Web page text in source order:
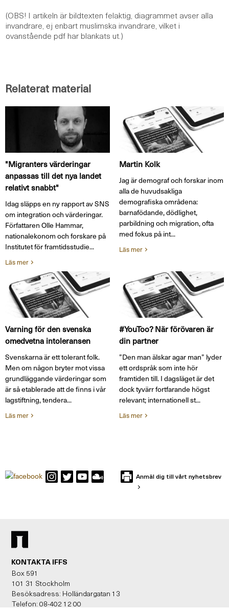
(OBS! I artikeln är bildtexten felaktig, diagrammet avser alla
invandrare, ej enbart muslimska invandrare, vilket i
ovanstående pdf har blankats ut.)
Relaterat material
"Migranters värderingar
anpassas till det nya landet
relativt snabbt"
Idag släpps en ny rapport av SNS
om integration och värderingar.
Författaren Olle Hammar,
nationalekonom och forskare på
Institutet för framtidsstudie...
Läs mer
Martin Kolk
Jag är demograf och forskar inom
alla de huvudsakliga
demografiska områdena:
barnafödande, dödlighet,
parbildning och migration, ofta
med fokus på int...
Läs mer
Varning för den svenska
omedvetna intoleransen
Svenskarna är ett tolerant folk.
Men om någon bryter mot vissa
grundläggande värderingar som
är så etablerade att de finns i vår
lagstiftning, tendera...
Läs mer
#YouToo? När förövaren är
din partner
”Den man älskar agar man” lyder
ett ordspråk som inte hör
framtiden till. I dagsläget är det
dock tyvärr fortfarande högst
relevant; internationell st...
Läs mer
Anmäl dig till vårt nyhetsbrev
KONTAKTA IFFS
Box 591
101 31 Stockholm
Besöksadress: Holländargatan 13
Telefon: 08-402 12 00